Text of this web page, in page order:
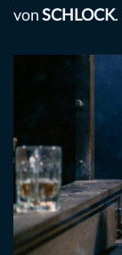
vonSCHLOCK.